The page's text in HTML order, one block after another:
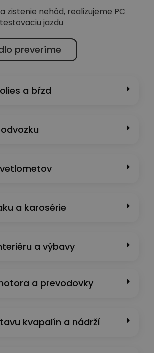
zistenie nehôd, realizujeme PC
jazdu
preveríme
a bŕzd
a karosérie
a výbavy
a prevodovky
kvapalín a nádrží